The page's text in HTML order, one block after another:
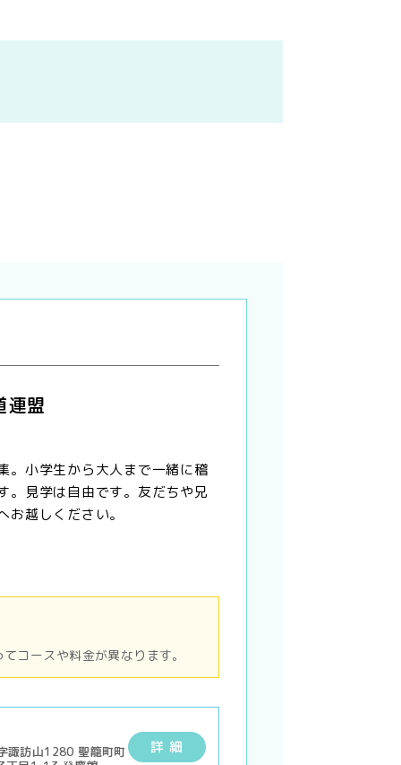
連盟
。小学生から大人まで一緒に稽
。見学は自由です。友だちや兄
お越しください。
コースや料金が異なります。
諏訪山1280 聖籠町町
詳 細